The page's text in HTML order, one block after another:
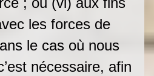
les forces de
le cas où nous
nécessaire, afin